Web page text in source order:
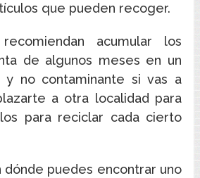
que pueden recoger.
acumular los
de algunos meses en un
y no contaminante si vas a
a otra localidad para
para reciclar cada cierto
dónde puedes encontrar uno